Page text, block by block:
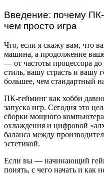
Введение: почему
чем просто игра
Что, если я скажу вам, что
машина, а продолжение
— от частоты процессора
стиль, вашу страсть и вашу
большее, чем стандартный
ПК-гейминг как хобби
запуска игр. Сегодня это
сборки мощного
охлаждения и цифровой
баланса между
эстетикой.
Если вы — начинающий
понять, с чего начать и как